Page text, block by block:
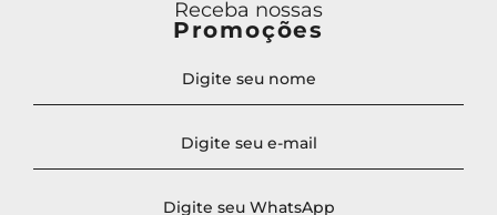
Receba nossas
Promoções